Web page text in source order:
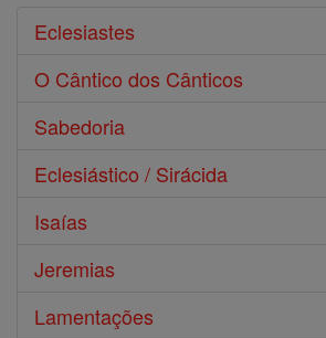
Eclesiastes
O Cântico dos Cânticos
Sabedoria
Eclesiástico / Sirácida
Isaías
Jeremias
Lamentações